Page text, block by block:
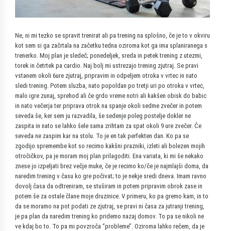
Ne, ni mi tezko se spravit trenirat ali pa trening na splošno, če je to v okviru
kot sem si ga začrtala na začetku tedna oziroma kot ga ima splaniranega s
trenerko. Moj plan je sledeč; ponedeljek, sreda in petek trening z utezmi,
torek in četrtek pa cardio. Naj bolj mi ustrezajo trening zjutraj. Se pravi
vstanem okoli 6ure zjutraj, pripravim in odpeljem otroka v vrtec in nato
sledi trening. Potem sluzba, nato popoldan po tretji uri po otroka v vrtec,
malo igre zunaj, sprehod ali če grdo vreme notri ali kakšen obisk do babic
in nato večerja ter priprava otrok na spanje okoli sedme zvečer in potem
seveda še, ker sem ju razvadila, še sedenje poleg postelje dokler ne
zaspita in nato se lahko šele sama zrihtam za spat okoli 9 ure zvečer. Če
seveda ne zaspim kar na stolu. To je en tak perfekten dan. Ko pa se
zgodijo spremembe kot so recimo kakšni prazniki, izleti ali bolezen mojih
otročičkov, pa je moram moj plan prilagoditi. Ena variata, ki mi še nekako
znese jo izpeljati brez večje muke, če je recimo ko/če je najmlajši doma, da
naredim trening v času ko gre počivat; to je nekje sredi dneva. Imam ravno
dovolj časa da odtreniram, se stuširam in potem pripravim obrok zase in
potem še za ostale člane moje druzinice. V primeru, ko pa gremo kam, in to
da se moramo na pot podati ze zjutraj, se pravi ni časa za jutranji trening,
je pa plan da naredim trening ko pridemo nazaj domov. To pa se nikoli ne
ve kdaj bo to. To pa mi povzroča ‘’probleme’’. Oziroma lahko rečem, da je